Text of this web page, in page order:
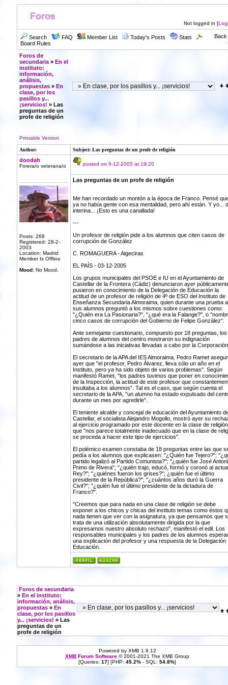
Not logged in [
Search FAQ Member List Today's Posts
Stats
Board Rules
Back
Foros de
secundaria» En el
instituto:
información,
análisis,
propuestas» En
clase, por los
pasillos y...
¡servicios! » Las
preguntas de un
profe de religión
Printable Version
Author: Subject: Las preguntas de un profe de religión
doodah
Forera/o veterana/o
Posts: 268
Registered: 28-2-
2003
Location: Madrid
Member Is Offline
Mood:No Mood.
posted on 6-12-2005 at 19:20
Las preguntas de un profe de religión
Me han recordado un montón a la época de Franco. Pensé
ya no había gente con esa mentalidad, pero ahí están. Y yo...
interina... ¡Esto es una canallada!
---
Un profesor de religión pide a los alumnos que citen casos de
corrupción de González
C. ROMAGUERA - Algeciras
EL PAÍS - 03-12-2005
Los grupos municipales del PSOE e IU en el Ayuntamiento de
Castellar de la Frontera (Cádiz) denunciaron ayer
pusieron en conocimiento de la Delegación de Educación la
actitud de un profesor de religión de 4º de ESO del Instituto de
Enseñanza Secundaria Almoraima, quien durante una prueba a
sus alumnos preguntó a los mismos sobre cuestiones como:
"¿Quién era La Pasionaria?", "¿qué era la Falange?", o
cinco casos de corrupción del Gobierno de Felipe González".
Ante semejante cuestionario, compuesto por 18 preguntas, los
padres de alumnos del centro mostraron su indignación
sumándose a las iniciativas llevadas a cabo por la
El secretario de la APA del IES Almoraima, Pedro Ramet
ayer que "el profesor, Pedro Álvarez, lleva sólo un año en el
Instituto, pero ya ha sido objeto de varios problemas". Según
manifestó Ramet, "los padres tuvimos que poner en
de la Inspección, la actitud de este profesor que
insultaba a los alumnos". Tal es el caso, que según cuenta el
secretario de la APA, "un alumno ha estado expulsado del
durante un mes por agredirle".
El teniente alcalde y concejal de educación del Ayuntamiento
Castellar, el socialista Alejandro Mogollo, mostró ayer su
al ejercicio programado por este docente en la clase de
que "nos parece totalmente inadecuado que en la clase de
se proceda a hacer este tipo de ejercicios".
El polémico examen constaba de 18 preguntas entre las que
pedía a los alumnos que explicasen: "¿Quién fue Tejero?";
partido legalizó al Partido Comunista?"; "¿quién fue José
Primo de Rivera"; "¿quién trajo, educó, formó y coronó al
Rey?"; "¿quiénes fueron los grises?"; ¿quién fue el último
presidente de la República?"; "¿cuántos años duró la Guerra
Civil?"; "¿quién fue el último presidente de la dictadura de
Franco?".
"Creemos que para nada en una clase de religión se debe
exponer a los chicos y chicas del instituto temas como éstos
nada tienen que ver con la asignatura, ya que pensamos que
trata de una utilización absolutamente dirigida por la que
expresamos nuestro absoluto rechazo", manifestó el edil. Los
responsables municipales y los padres de los alumnos
una explicación del profesor y una respuesta de la Delegación
Educación.
Foros de secundaria
» En el instituto:
información, análisis,
propuestas» En
clase, por los pasillos
y... ¡servicios! » Las
preguntas de un
profe de religión
Powered by XMB 1.9.12
XMB Forum Software © 2001-2021 The XMB Group
[Queries: 17] [PHP: 45.2% - SQL: 54.8%]